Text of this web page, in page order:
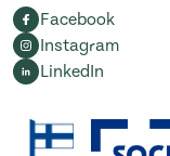
Facebook
Instagram
LinkedIn